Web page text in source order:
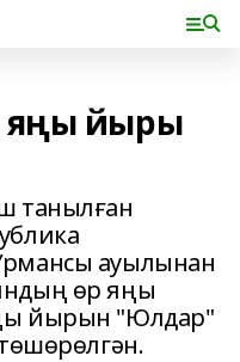
йыры
танылған
ауылынан
өр яңы
йырын "Юлдар"